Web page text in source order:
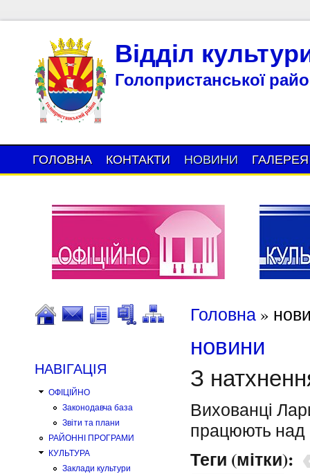
Відділ
Голопристанської
ГОЛОВНА КОНТАКТИ НОВИНИ ГАЛЕРЕЯ
НАВІГАЦІЯ
ОФІЦІЙНО
Законодавча база
Звіти та плани
РАЙОННІ ПРОГРАМИ
КУЛЬТУРА
Заклади культури
Ви є тут
Головна »
новини
З
Вихованці
працюють над
Теги (мітки):